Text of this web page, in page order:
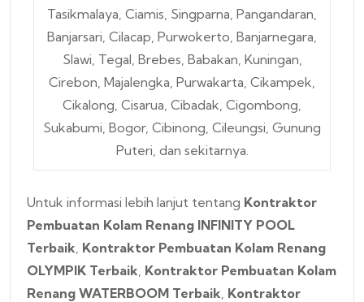
Tasikmalaya, Ciamis, Singparna, Pangandaran,
Banjarsari, Cilacap, Purwokerto, Banjarnegara,
Slawi, Tegal, Brebes, Babakan, Kuningan,
Cirebon, Majalengka, Purwakarta, Cikampek,
Cikalong, Cisarua, Cibadak, Cigombong,
Sukabumi, Bogor, Cibinong, Cileungsi, Gunung
Puteri, dan sekitarnya.
Untuk informasi lebih lanjut tentang Kontraktor
Pembuatan Kolam Renang INFINITY POOL
Terbaik Kontraktor Pembuatan Kolam Renang
OLYMPIK Terbaik Kontraktor Pembuatan Kolam
Renang WATERBOOM Terbaik Kontraktor